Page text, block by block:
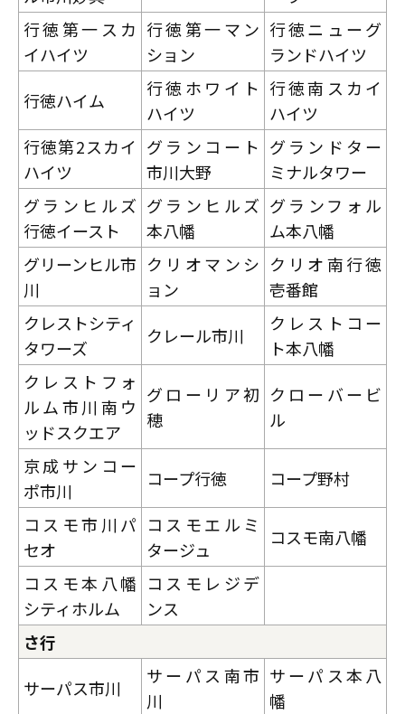
行徳第一スカ
イハイツ
行徳第一マン
ション
行徳ニューグ
ランドハイツ
行徳ハイム
行徳ホワイト
ハイツ
行徳南スカイ
ハイツ
行徳第2スカイ
ハイツ
グランコート
市川大野
グランドター
ミナルタワー
グランヒルズ
行徳イースト
グランヒルズ
本八幡
グランフォル
ム本八幡
グリーンヒル市
川
クリオマンシ
ョン
クリオ南行徳
壱番館
クレストシティ
タワーズ
クレール市川
クレストコー
ト本八幡
クレストフォ
ルム市川南ウ
ッドスクエア
グローリア初
穂
クローバービ
ル
京成サンコー
ポ市川
コープ行徳
コープ野村
コスモ市川パ
セオ
コスモエルミ
タージュ
コスモ南八幡
コスモ本八幡
シティホルム
コスモレジデ
ンス
さ行
サーパス市川
サーパス南市
川
サーパス本八
幡